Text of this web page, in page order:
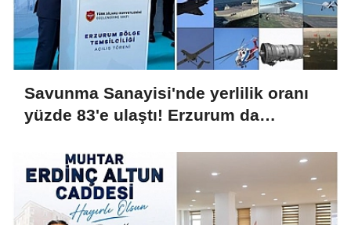
Savunma Sanayisi'nde yerlilik oranı
yüzde 83'e ulaştı! Erzurum da